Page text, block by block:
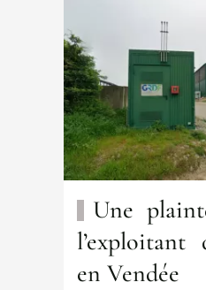
Une
l’exploitant
en Vendée